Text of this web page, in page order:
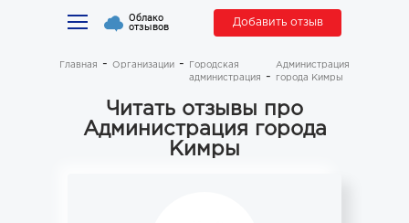
Облако
отзывов Добавить отзыв
Главная Организации
Городская
администрация
Администрация
города Кимры
Читать отзывы про
Администрация города
Кимры